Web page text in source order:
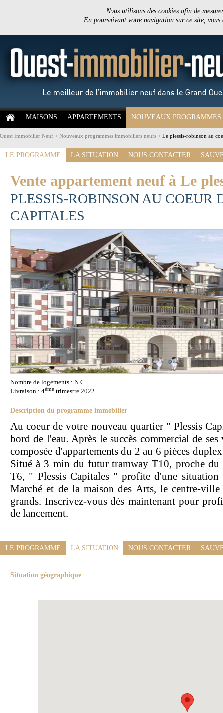
Nous utilisons des cookies afin de
En poursuivant votre navigation sur ce site,
MAISONS APPARTEMENTS NOUVEAUX PROGRAMMES
Ouest Immobilier Neuf > Nouveaux programmes immobiliers neufs > Le plessis-robinson au
LE PROGRAMME LA SITUATION NOUS CONTACTER
Vente appartement neuf à Le
PLESSIS-ROBINSON AU COEUR
CAPITALES
Nombre de logements : N.C.
Livraison : 4ème trimestre 2022
Description du programme immobilier
Au coeur de votre nouveau quartier " Plessis
bord de l'eau. Après le succès commercial de
composée d'appartements du 2 au 6 pièces
Situé à 3 min du futur tramway T10, proche
T6, " Plessis Capitales " profite d'une
Marché et de la maison des Arts, le centre-
grands. Inscrivez-vous dès maintenant pour
de lancement.
LE PROGRAMME LA SITUATION NOUS CONTACTER
Situation géographique